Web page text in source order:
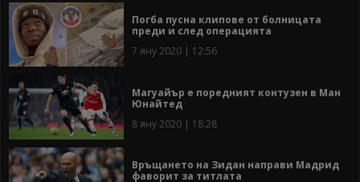
Погба пусна клипове от болницата
преди и след операцията
7 яну 2020 | 12:56
Магуайър е поредният контузен в Ман
Юнайтед
8 яну 2020 | 18:28
Връщането на Зидан направи Мадрид
фаворит за титлата